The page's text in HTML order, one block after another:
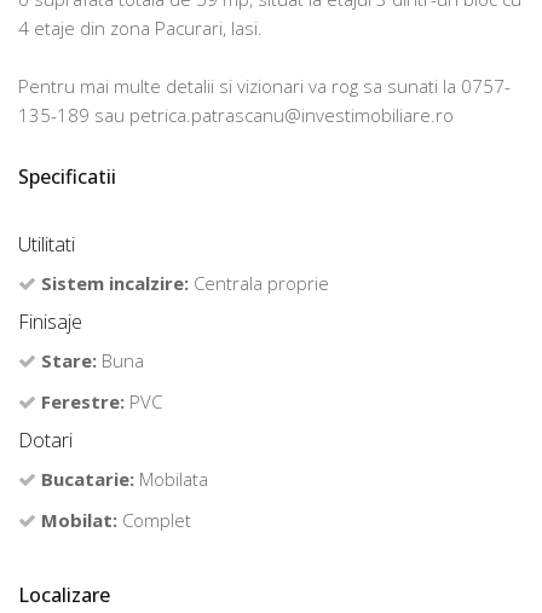
4 etaje din zona Pacurari, Iasi.
Pentru mai multe detalii si vizionari va rog sa sunati la 0757-
135-189 sau petrica.patrascanu@investimobiliare.ro
Specificatii
Utilitati
Sistem incalzire: Centrala proprie
Finisaje
Stare: Buna
Ferestre: PVC
Dotari
Bucatarie: Mobilata
Mobilat: Complet
Localizare